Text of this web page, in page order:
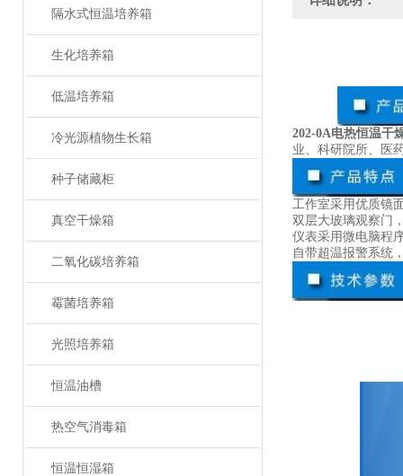
隔水式恒温培养箱
生化培养箱
低温培养箱
冷光源植物生长箱
种子储藏柜
真空干燥箱
二氧化碳培养箱
霉菌培养箱
光照培养箱
恒温油槽
热空气消毒箱
恒温恒湿箱
202-0A电热恒温干
业、科研院所、医
工作室采用优质镜
双层大玻璃观察门
仪表采用微电脑程
自带超温报警系统